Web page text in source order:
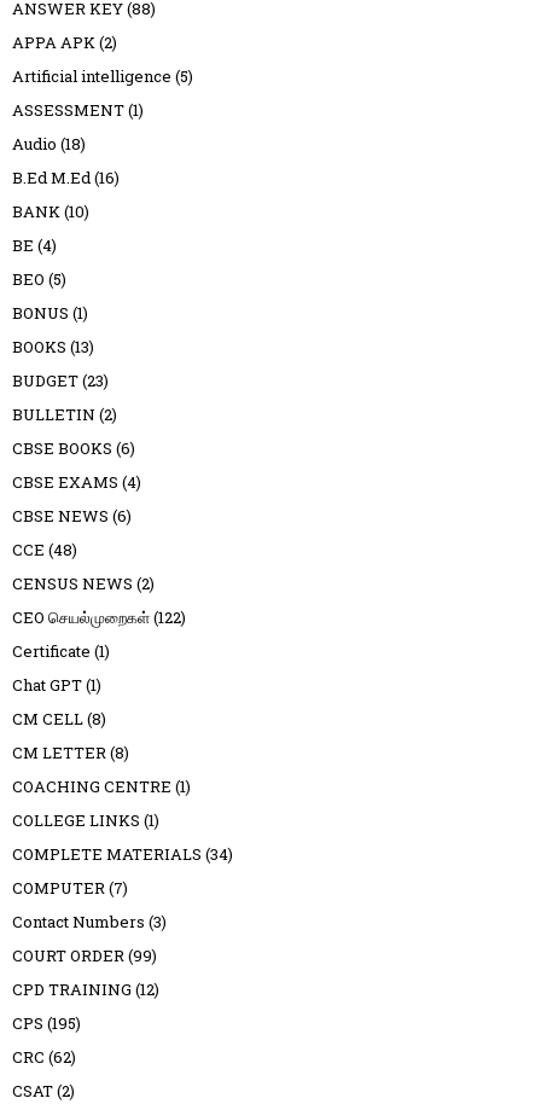
ANSWER KEY(88)
APPA APK(2)
Artificial intelligence (5)
ASSESSMENT(1)
Audio (18)
B.Ed M.Ed(16)
BANK(10)
BE (4)
BEO (5)
BONUS (1)
BOOKS (13)
BUDGET(23)
BULLETIN (2)
CBSE BOOKS (6)
CBSE EXAMS (4)
CBSE NEWS (6)
CCE (48)
CENSUS NEWS (2)
CEO செயல்முறைகள்(122)
Certificate (1)
Chat GPT(1)
CM CELL(8)
CM LETTER(8)
COACHING CENTRE (1)
COLLEGE LINKS (1)
COMPLETE MATERIALS (34)
COMPUTER(7)
Contact Numbers (3)
COURT ORDER(99)
CPD TRAINING (12)
CPS (195)
CRC (62)
CSAT(2)